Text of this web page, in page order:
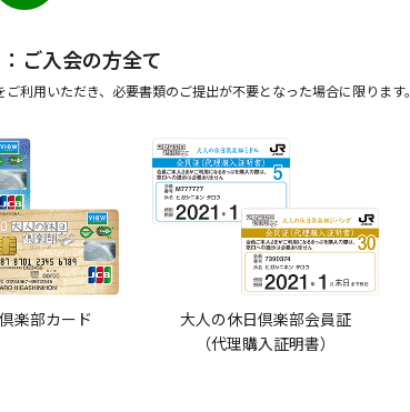
：ご入会の方全て
利用いただき、必要書類のご提出が不要となった場合に限ります。
楽部カード
大人の休日倶楽部会員証
（代理購入証明書）